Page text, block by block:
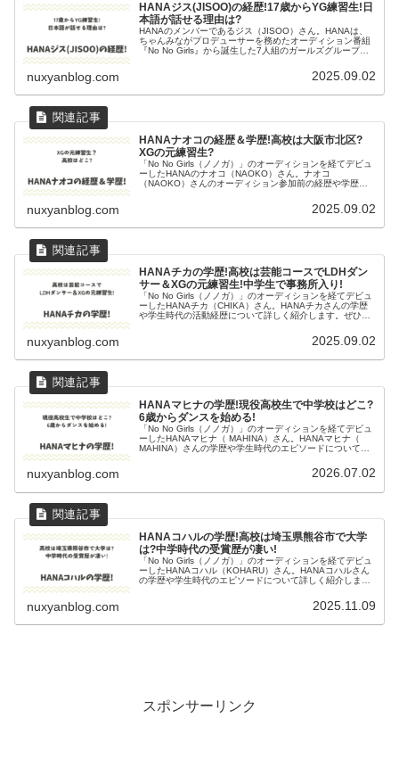
HANAジス(JISOO)の経歴!17歳からYG練習生!日
本語が話せる理由は?
HANAのメンバーであるジス（JISOO）さん。HANAは、
ちゃんみながプロデューサーを務めたオーディション番組
『No No Girls』から誕生した7人組のガールズグループで
nuxyanblog.com 2025.09.02
HANAナオコの経歴＆学歴!高校は大阪市北区?
XGの元練習生?
「No No Girls（ノノガ）」のオーディションを経てデビュ
ーしたHANAのナオコ（NAOKO）さん。ナオコ
（NAOKO）さんのオーディション参加前の経歴や学歴に
nuxyanblog.com 2025.09.02
HANAチカの学歴!高校は芸能コースでLDHダン
サー＆XGの元練習生!中学生で事務所入り!
「No No Girls（ノノガ）」のオーディションを経てデビュ
ーしたHANAチカ（CHIKA）さん。HANAチカさんの学歴
や学生時代の活動経歴について詳しく紹介します。ぜひ最
nuxyanblog.com 2025.09.02
HANAマヒナの学歴!現役高校生で中学校はどこ?
6歳からダンスを始める!
「No No Girls（ノノガ）」のオーディションを経てデビュ
ーしたHANAマヒナ（ MAHINA）さん。HANAマヒナ（
MAHINA）さんの学歴や学生時代のエピソードについて詳
nuxyanblog.com 2026.07.02
HANAコハルの学歴!高校は埼玉県熊谷市で大学
は?中学時代の受賞歴が凄い!
「No No Girls（ノノガ）」のオーディションを経てデビュ
ーしたHANAコハル（KOHARU）さん。HANAコハルさん
の学歴や学生時代のエピソードについて詳しく紹介しま
nuxyanblog.com 2025.11.09
スポンサーリンク